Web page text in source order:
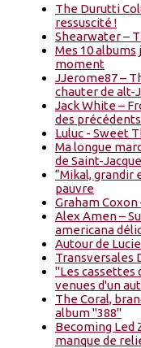
The Durutti
ressuscité !
Shearwater –
Mes 10 albums
moment
JJerome87 –
chauter de alt-J
Jack White –
des précédents
Luluc - Sweet
Ma longue
de Saint-
“Mikal, grandir
pauvre
Graham Coxon
Alex Amen –
americana
Autour de
Transversales
"Les cassettes
venues d'un
The Coral,
album "388"
Becoming Led
manque de